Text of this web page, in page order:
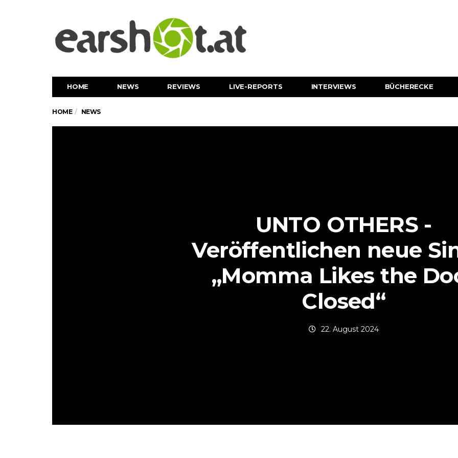
HOME NEWS REVIEWS LIVE-REPORTS INTERVIEWS BÜCHERECKE
HOME NEWS
UNTO OTHERS -
Veröffentlichen neue
„Momma Likes the
Closed“
22. August 2024